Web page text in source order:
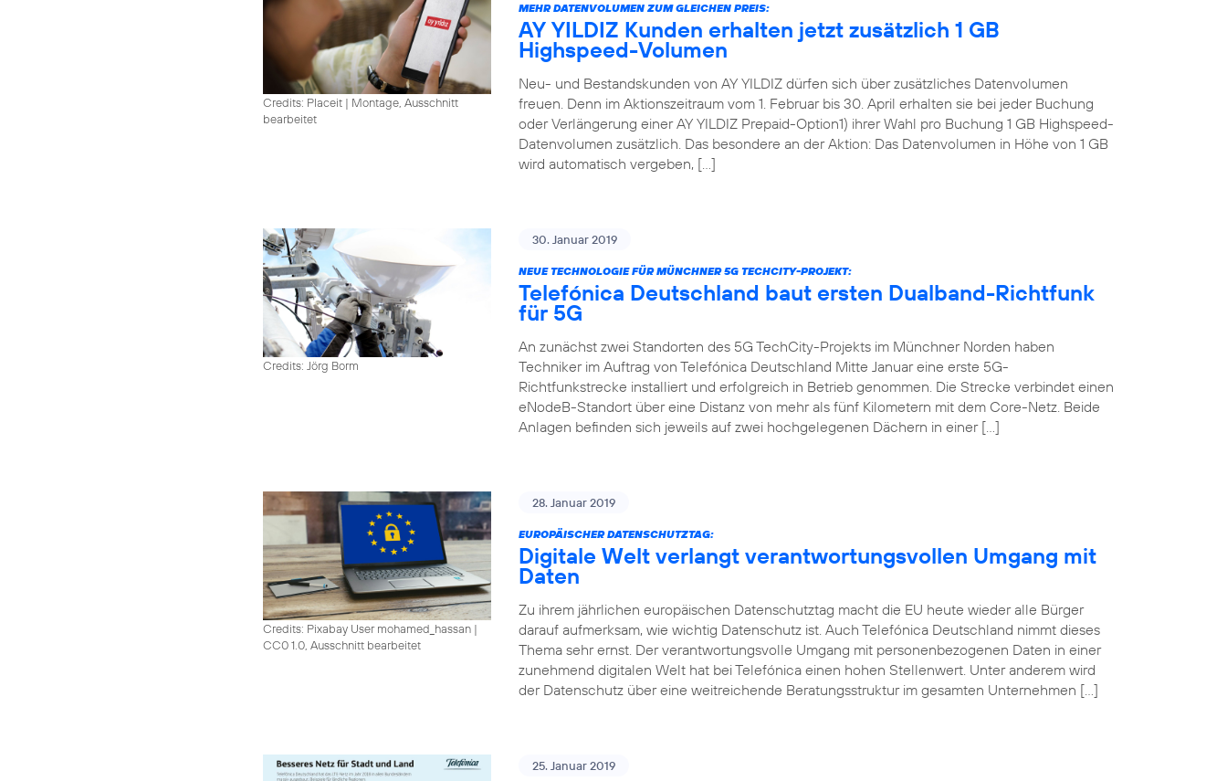
Credits: Placeit | Montage, Ausschnitt
bearbeitet
MEHR DATENVOLUMEN ZUM GLEICHEN PREIS:
AY YILDIZ Kunden erhalten jetzt zusätzlich 1 GB
Highspeed-Volumen
Neu- und Bestandskunden von AY YILDIZ dürfen sich über zusätzliches Datenvolumen
freuen. Denn im Aktionszeitraum vom 1. Februar bis 30. April erhalten sie bei jeder Buchung
oder Verlängerung einer AY YILDIZ Prepaid-Option1) ihrer Wahl pro Buchung 1 GB Highspeed-
Datenvolumen zusätzlich. Das besondere an der Aktion: Das Datenvolumen in Höhe von 1 GB
wird automatisch vergeben, […]
Credits: Jörg Borm
30. Januar 2019
NEUE TECHNOLOGIE FÜR MÜNCHNER 5G TECHCITY-PROJEKT:
Telefónica Deutschland baut ersten Dualband-Richtfunk
für 5G
An zunächst zwei Standorten des 5G TechCity-Projekts im Münchner Norden haben
Techniker im Auftrag von Telefónica Deutschland Mitte Januar eine erste 5G-
Richtfunkstrecke installiert und erfolgreich in Betrieb genommen. Die Strecke verbindet einen
eNodeB-Standort über eine Distanz von mehr als fünf Kilometern mit dem Core-Netz. Beide
Anlagen befinden sich jeweils auf zwei hochgelegenen Dächern in einer […]
Credits: Pixabay User mohamed_hassan |
CC0 1.0, Ausschnitt bearbeitet
28. Januar 2019
EUROPÄISCHER DATENSCHUTZTAG:
Digitale Welt verlangt verantwortungsvollen Umgang mit
Daten
Zu ihrem jährlichen europäischen Datenschutztag macht die EU heute wieder alle Bürger
darauf aufmerksam, wie wichtig Datenschutz ist. Auch Telefónica Deutschland nimmt dieses
Thema sehr ernst. Der verantwortungsvolle Umgang mit personenbezogenen Daten in einer
zunehmend digitalen Welt hat bei Telefónica einen hohen Stellenwert. Unter anderem wird
der Datenschutz über eine weitreichende Beratungsstruktur im gesamten Unternehmen […]
25. Januar 2019